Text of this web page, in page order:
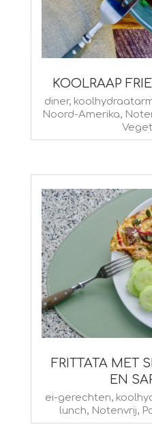
KOOLRAAP
2024-
03-
diner,
Noord-Amerika,
FRITTATA MET
EN
2024-
ei-gerechten,
lunch, Notenvrij,